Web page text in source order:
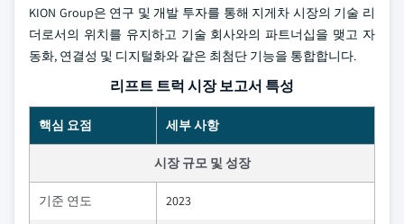
KION Group은 연구 및 개발 투자를 통해 지게차 시장의 기술 리
더로서의 위치를 유지하고 기술 회사와의 파트너십을 맺고 자
동화, 연결성 및 디지털화와 같은 최첨단 기능을 통합합니다.
리프트 트럭 시장 보고서 특성
핵심 요점 세부 사항
시장 규모 및 성장
기준 연도 2023